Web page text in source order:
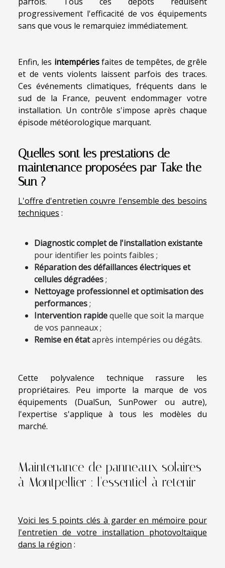
progressivement l'efficacité de vos équipements
sans que vous le remarquiez immédiatement.
Enfin, les intempériesfaites de tempêtes, de grêle
et de vents violents laissent parfois des traces.
Ces événements climatiques, fréquents dans le
sud de la France, peuvent endommager votre
installation. Un contrôle s'impose après chaque
épisode météorologique marquant.
Quelles sont les prestations de
maintenance proposées par Take the
Sun ?
L'offre d'entretien couvre l'ensemble des besoins
techniques :
Diagnostic complet de l'installation existante
pour identifier les points faibles ;
Réparation des défaillances électriques et
cellules dégradées;
Nettoyage professionnel et optimisation des
performances;
Intervention rapidequelle que soit la marque
de vos panneaux ;
Remise en étataprès intempéries ou dégâts.
Cette polyvalence technique rassure les
propriétaires. Peu importe la marque de vos
équipements (DualSun, SunPower ou autre),
l'expertise s'applique à tous les modèles du
marché.
Maintenance de panneaux solaires
à Montpellier : l'essentiel à retenir
Voici les 5 points clés à garder en mémoire pour
l'entretien de votre installation photovoltaïque
dans la région :